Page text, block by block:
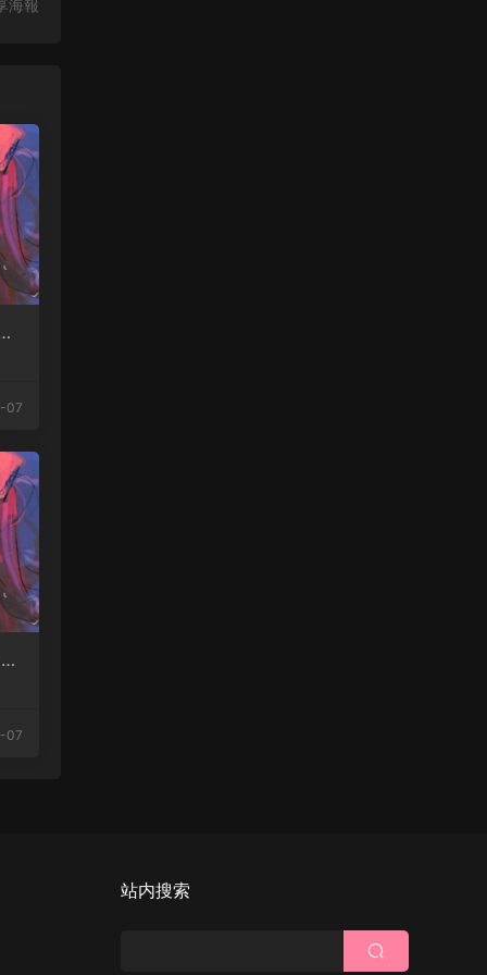
海報
07
07
站内搜索